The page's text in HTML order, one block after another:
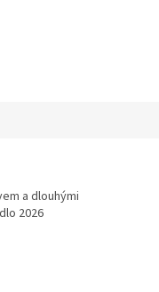
a dlouhými
2026